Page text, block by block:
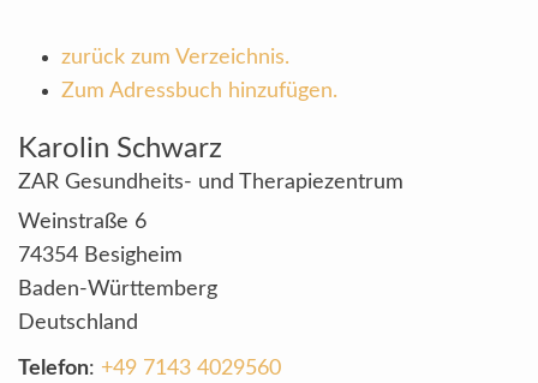
zurück zum Verzeichnis.
Zum Adressbuch hinzufügen.
Karolin Schwarz
ZAR Gesundheits- und Therapiezentrum
Weinstraße 6
74354 Besigheim
Baden-Württemberg
Deutschland
Telefon: +49 7143 4029560